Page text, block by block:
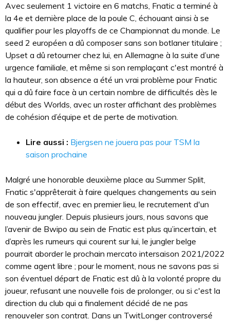
Avec seulement 1 victoire en 6 matchs, Fnatic a terminé à
la 4e et dernière place de la poule C, échouant ainsi à se
qualifier pour les playoffs de ce Championnat du monde. Le
seed 2 européen a dû composer sans son botlaner titulaire ;
Upset a dû retourner chez lui, en Allemagne à la suite d’une
urgence familiale, et même si son remplaçant c'est montré à
la hauteur, son absence a été un vrai problème pour Fnatic
qui a dû faire face à un certain nombre de difficultés dès le
début des Worlds, avec un roster affichant des problèmes
de cohésion d’équipe et de perte de motivation.
Lire aussi : Bjergsen ne jouera pas pour TSM la
saison prochaine
Malgré une honorable deuxième place au Summer Split,
Fnatic s'apprêterait à faire quelques changements au sein
de son effectif, avec en premier lieu, le recrutement d'un
nouveau jungler. Depuis plusieurs jours, nous savons que
l’avenir de Bwipo au sein de Fnatic est plus qu’incertain, et
d’après les rumeurs qui courent sur lui, le jungler belge
pourrait aborder le prochain mercato intersaison 2021/2022
comme agent libre ; pour le moment, nous ne savons pas si
son éventuel départ de Fnatic est dû à la volonté propre du
joueur, refusant une nouvelle fois de prolonger, ou si c'est la
direction du club qui a finalement décidé de ne pas
renouveler son contrat. Dans un TwitLonger controversé